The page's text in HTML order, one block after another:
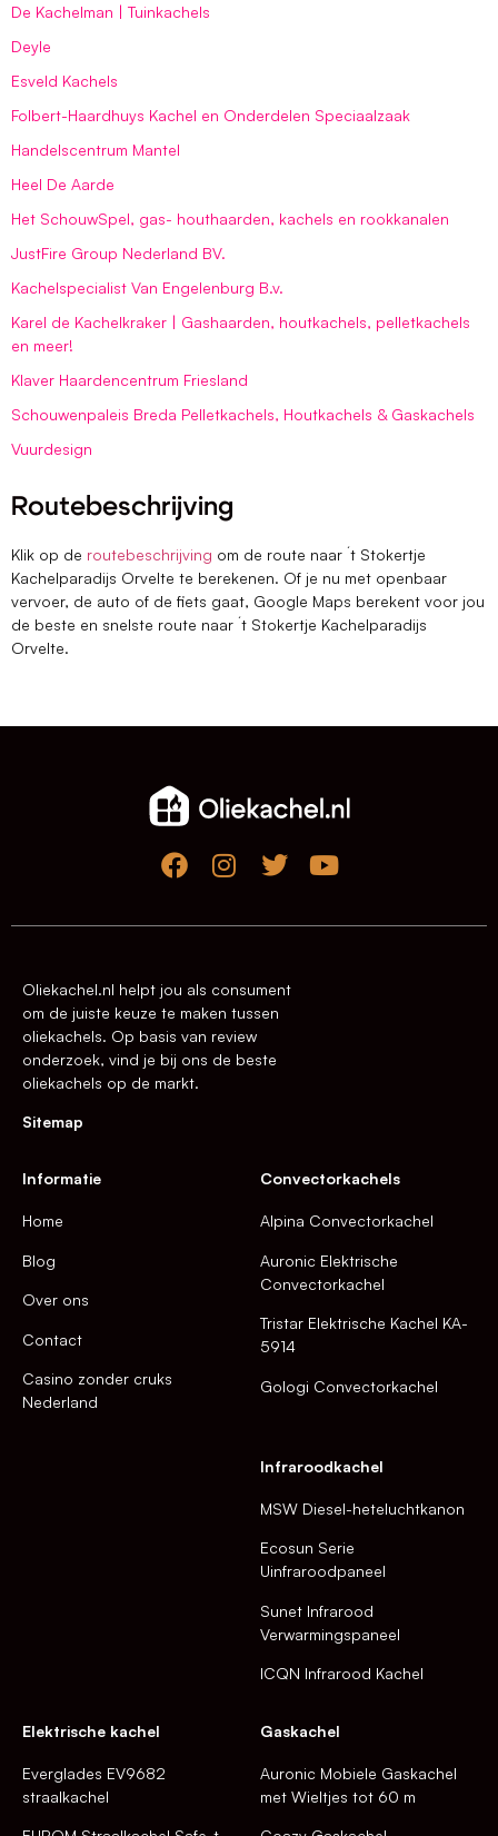
De Kachelman | Tuinkachels
Deyle
Esveld Kachels
Folbert-Haardhuys Kachel en Onderdelen Speciaalzaak
Handelscentrum Mantel
Heel De Aarde
Het SchouwSpel, gas- houthaarden, kachels en rookkanalen
JustFire Group Nederland BV.
Kachelspecialist Van Engelenburg B.v.
Karel de Kachelkraker | Gashaarden, houtkachels, pelletkachels
en meer!
Klaver Haardencentrum Friesland
Schouwenpaleis Breda Pelletkachels, Houtkachels & Gaskachels
Vuurdesign
Routebeschrijving
Klik op de routebeschrijving om de route naar ´t Stokertje
Kachelparadijs Orvelte te berekenen. Of je nu met openbaar
vervoer, de auto of de fiets gaat, Google Maps berekent voor jou
de beste en snelste route naar ´t Stokertje Kachelparadijs
Orvelte.
Oliekachel.nl helpt jou als consument
om de juiste keuze te maken tussen
oliekachels. Op basis van review
onderzoek, vind je bij ons de beste
oliekachels op de markt.
Sitemap
Informatie
Home
Blog
Over ons
Contact
Casino zonder cruks
Nederland
Convectorkachels
Alpina Convectorkachel
Auronic Elektrische
Convectorkachel
Tristar Elektrische Kachel KA-
5914
Gologi Convectorkachel
Infraroodkachel
MSW Diesel-heteluchtkanon
Ecosun Serie
Uinfraroodpaneel
Sunet Infrarood
Verwarmingspaneel
ICQN Infrarood Kachel
Elektrische kachel
Everglades EV9682
straalkachel
Gaskachel
Auronic Mobiele Gaskachel
met Wieltjes tot 60 m